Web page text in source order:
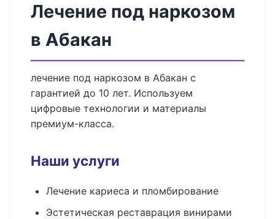
Лечение под наркозом
в Абакан
лечение под наркозом в Абакан с
гарантией до 10 лет. Используем
цифровые технологии и материалы
премиум-класса.
Наши услуги
Лечение кариеса и пломбирование
Эстетическая реставрация винирами